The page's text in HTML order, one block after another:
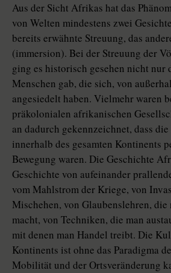
Aus der Sicht Afrikas hat das
von Welten mindestens zwei
bereits erwähnte Streuung, das
(immersion). Bei der Streuung der
ging es historisch gesehen nicht nur
Menschen gab, die sich, von
angesiedelt haben. Vielmehr waren
präkolonialen afrikanischen
an dadurch gekennzeichnet, dass
innerhalb des gesamten Kontinents
Bewegung waren. Die Geschichte
Geschichte von aufeinander
vom Mahlstrom der Kriege, von
Mischehen, von Glaubenslehren, die
macht, von Techniken, die man
mit denen man Handel treibt. Die
Kontinents ist ohne das Paradigma
Mobilität und der Ortsveränderung